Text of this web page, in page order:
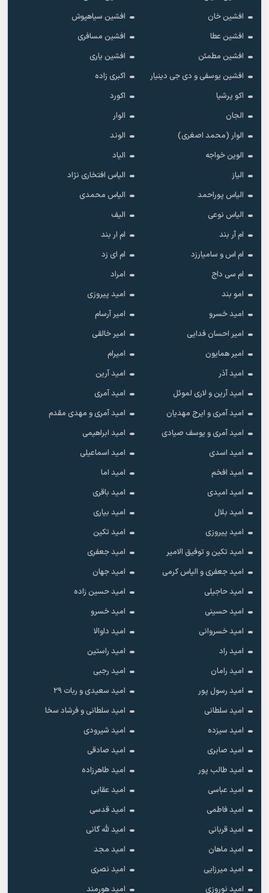
افشین خان
افشین سیاهپوش
افشین عطا
افشین مسافری
افشین مطمئن
افشین یاری
افشین یوسفی و دی جی دینیار
اکبری زاده
اکو پرشیا
اکورد
الجان
الوار
الوار (محمد اصغری)
الوند
الوین خواجه
الیاد
الیاز
الیاس افتخاری نژاد
الیاس پوراحمد
الیاس محمدی
الیاس نوعی
الیف
ام آر بند
ام ار بند
ام اس و سامیارزد
ام ای زد
ام سی داج
امراد
امو بند
امید پیروزی
امید خسرو
امیر آرسام
امیر احسان فدایی
امیر خالقى
امیر همایون
امیرام
امید آذر
امید آرین
امید آرین و لاری لموئل
امید آمری
امید آمری و ایرج مهدیان
امید آمری و مهدی مقدم
امید آمری و یوسف صیادی
امید ابراهیمی
امید اسدی
امید اسماعیلی
امید افخم
امید اما
امید امیدی
امید باقری
امید بلال
امید بیاری
امید پیروزی
امید تکین
امید تکین و توفیق الامیر
امید جعفری
امید جعفری و الیاس کرمی
امید جهان
امید حاجیلی
امید حسین زاده
امید حسینی
امید خسرو
امید خسروانی
امید داوالا
امید راد
امید راستین
امید رامان
امید رجبی
امید رسول پور
امید سعیدی و ربات ۲۹
امید سلطانی
امید سلطانی و فرشاد سخا
امید سیزده
امید شیرودی
امید صابری
امید صادقی
امید طالب پور
امید طاهرزاده
امید عباسی
امید عقابی
امید فاطمی
امید قدسی
امید قربانی
امید لله گانی
امید ماهان
امید مجد
امید میرزایی
امید نصری
امید نوروزی
امید هورمند